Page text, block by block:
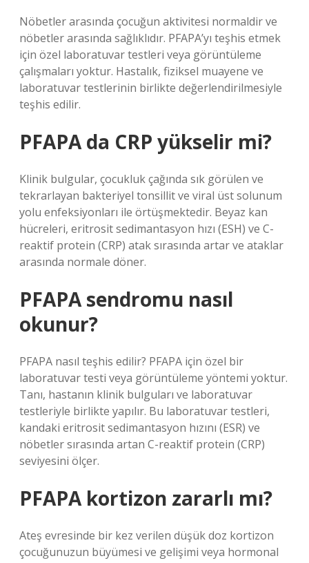
Nöbetler arasında çocuğun aktivitesi normaldir ve
nöbetler arasında sağlıklıdır. PFAPA’yı teşhis etmek
için özel laboratuvar testleri veya görüntüleme
çalışmaları yoktur. Hastalık, fiziksel muayene ve
laboratuvar testlerinin birlikte değerlendirilmesiyle
teşhis edilir.
PFAPA da CRP yükselir mi?
Klinik bulgular, çocukluk çağında sık görülen ve
tekrarlayan bakteriyel tonsillit ve viral üst solunum
yolu enfeksiyonları ile örtüşmektedir. Beyaz kan
hücreleri, eritrosit sedimantasyon hızı (ESH) ve C-
reaktif protein (CRP) atak sırasında artar ve ataklar
arasında normale döner.
PFAPA sendromu nasıl
okunur?
PFAPA nasıl teşhis edilir? PFAPA için özel bir
laboratuvar testi veya görüntüleme yöntemi yoktur.
Tanı, hastanın klinik bulguları ve laboratuvar
testleriyle birlikte yapılır. Bu laboratuvar testleri,
kandaki eritrosit sedimantasyon hızını (ESR) ve
nöbetler sırasında artan C-reaktif protein (CRP)
seviyesini ölçer.
PFAPA kortizon zararlı mı?
Ateş evresinde bir kez verilen düşük doz kortizon
çocuğunuzun büyümesi ve gelişimi veya hormonal